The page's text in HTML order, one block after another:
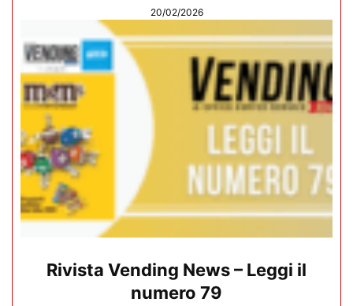
20/02/2026
Rivista Vending News – Leggi il
numero 79